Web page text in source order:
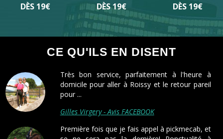
DÈS 19€
DÈS 19€
DÈS 19€
CE QU'ILS EN DISENT
Très bon service, parfaitement à l'heure à
domicile pour aller à Roissy et le retour pareil
pour ...
Gilles Virgery - Avis FACEBOOK
Première fois que je fais appel à pickmecab, et